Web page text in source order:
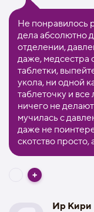
Не понравилось
дела абсолютно
отделении,
даже, медсестра
таблетки,
укола, ни одной
таблеточку и
ничего не
мучилась с
даже не
скотство
Ир Кири